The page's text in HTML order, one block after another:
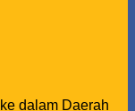
dalam Daerah